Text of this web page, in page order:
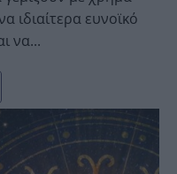
ιδιαίτερα ευνοϊκό
να...